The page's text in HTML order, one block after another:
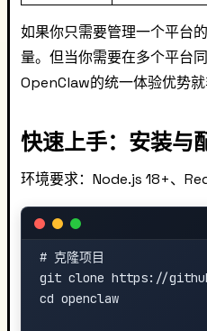
如果你只需要管理一个平台
量。但当你需要在多个平台
OpenClaw的统一体验优势就
快速上手：安装与
环境要求：Node.js 18+、
# 克隆项目
git clone https://
cd openclaw